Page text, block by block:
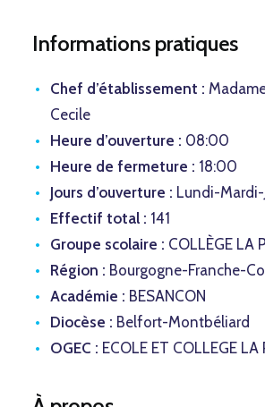
Informations pratiques
Chef d’établissement :
Cecile
Heure d’ouverture : 08:00
Heure de fermeture : 18:00
Jours d’ouverture : Lundi-
Effectif total : 141
Groupe scolaire : COLLÈGE LA
Région : Bourgogne-Franche-
Académie : BESANCON
Diocèse : Belfort-Montbéliard
OGEC : ECOLE ET COLLEGE LA